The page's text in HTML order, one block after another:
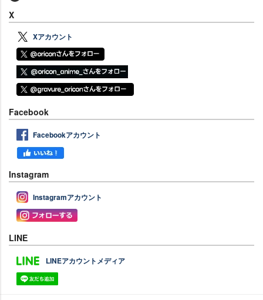
X
Xアカウント
Facebook
Facebookアカウント
Instagram
Instagramアカウント
LINE
LINEアカウントメディア